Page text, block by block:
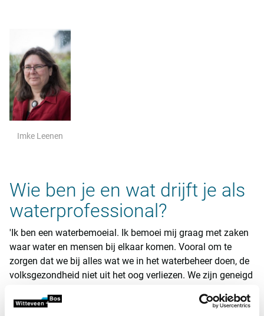
Imke Leenen
Wie ben je en wat drijft je als
waterprofessional?
'Ik ben een waterbemoeial. Ik bemoei mij graag met zaken
waar water en mensen bij elkaar komen. Vooral om te
zorgen dat we bij alles wat we in het waterbeheer doen, de
volksgezondheid niet uit het oog verliezen. We zijn geneigd
voor de volksgezondheid dan wat dan ook. De kennis over